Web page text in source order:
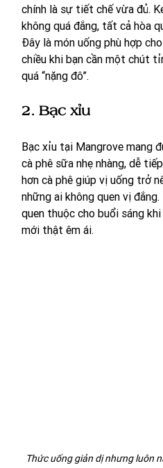
chính là sự tiết chế vừa đủ.
không quá đắng, tất cả hòa
Đây là món uống phù hợp
chiều khi bạn cần một chút
quá “nặng đô”.
2. Bạc xỉu
Bạc xỉu tại Mangrove mang
cà phê sữa nhẹ nhàng, dễ
hơn cà phê giúp vị uống trở
những ai không quen vị
quen thuộc cho buổi sáng
mới thật êm ái.
Thức uống giản dị nhưng luôn